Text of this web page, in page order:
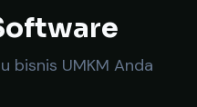
bisnis UMKM Anda